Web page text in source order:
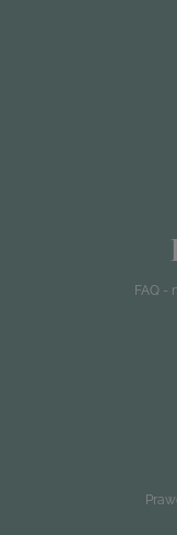
FAQ -